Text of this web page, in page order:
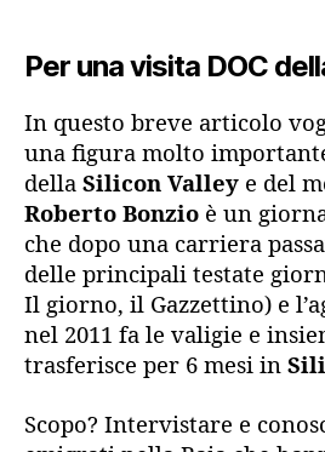
Per una visita DOC
In questo breve articolo
una figura molto
della Silicon Valley e del
Roberto Bonzio è un
che dopo una carriera
delle principali testate
Il giorno, il Gazzettino) e
nel 2011 fa le valigie e
trasferisce per 6 mesi in
Scopo? Intervistare e